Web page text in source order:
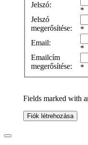
Jelszó:
*
Jelszó
megerősítése:
*
Email:
*
Emailcím
megerősítése:
*
Fields marked with
Fiók létrehozása